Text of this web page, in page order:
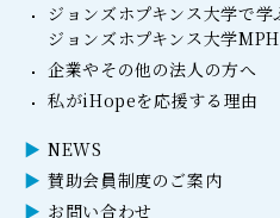
ジョンズホプキンス大学で学
ジョンズホプキンス大学
企業やその他の法人の方へ
私がiHopeを応援する理由
NEWS
賛助会員制度のご案内
お問い合わせ